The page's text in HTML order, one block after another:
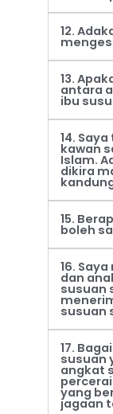
12.
13.
antara
ibu
14.
kawan
Islam.
dikira
15.
boleh
16.
dan
susuan
susuan
17.
susuan
angkat
yang
jagaan